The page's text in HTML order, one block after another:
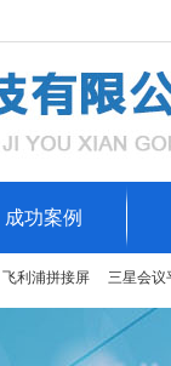
成功案例
飞利浦拼接屏 三星会议